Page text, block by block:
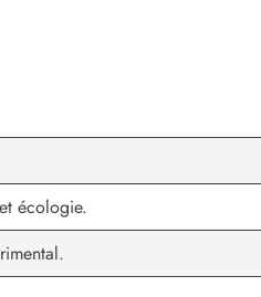
écologie.